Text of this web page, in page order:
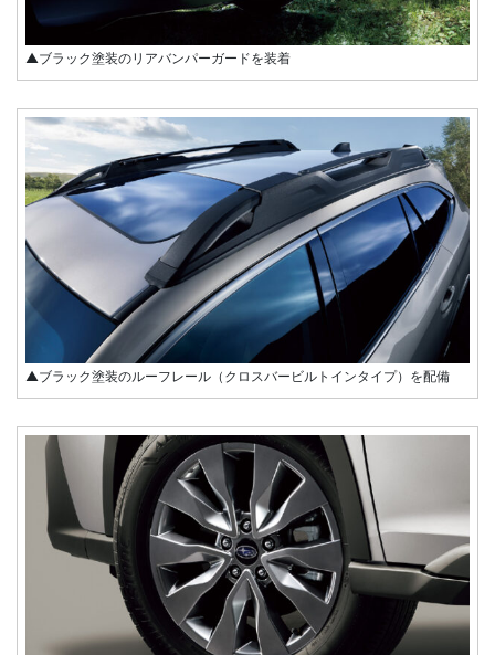
▲ブラック塗装のリアバンパーガードを装着
▲ブラック塗装のルーフレール（クロスバービルトインタイプ）を配備